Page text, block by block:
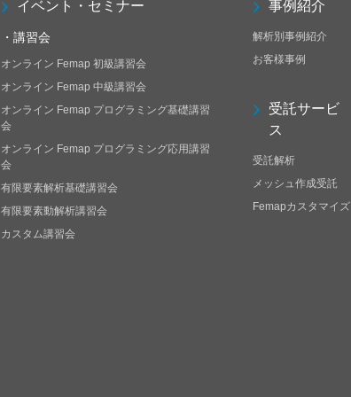
イベント・セミナー
・講習会
オンライン Femap 初級講習会
オンライン Femap 中級講習会
オンライン Femap プログラミング基礎講習
会
オンライン Femap プログラミング応用講習
会
有限要素解析基礎講習会
有限要素動解析講習会
カスタム講習会
事例紹介
解析別事例紹介
お客様事例
受託サービ
ス
受託解析
メッシュ作成受託
Femapカスタマイズ